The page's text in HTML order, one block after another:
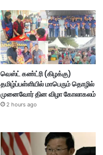
வெஸ்ட் கண்ட்ரி (கிழக்கு)
தமிழ்ப்பள்ளியில் மாபெரும் தொழில்
முனைவோர் தின விழா கோலாகலம்
2 hours ago